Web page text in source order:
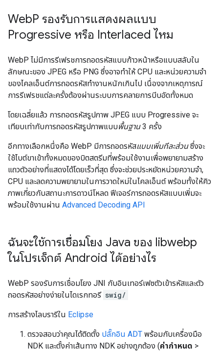
WebP รองรับการแสดงผลแบบ
Progressive หรือ Interlaced ไหม
WebP ไม่มีการรีเฟรชการถอดรหัสแบบก้าวหน้าหรือแบบสลับใน
ลักษณะของ JPEG หรือ PNG ซึ่งอาจทำให้ CPU และหน่วยความจำ
ของไคลเอ็นต์การถอดรหัสทำงานหนักเกินไป เนื่องจากเหตุการณ์
การรีเฟรชแต่ละครั้งต้องผ่านระบบการคลายการบีบอัดทั้งหมด
โดยเฉลี่ยแล้ว การถอดรหัสรูปภาพ JPEG แบบ Progressive จะ
เทียบเท่ากับการถอดรหัสรูปภาพแบบพื้นฐาน3 ครั้ง
อีกทางเลือกหนึ่งคือ WebP มีการถอดรหัสแบบเพิ่มทีละส่วนซึ่งจะ
ใช้ไบต์ขาเข้าทั้งหมดของบิตสตรีมที่พร้อมใช้งานเพื่อพยายามสร้าง
แถวตัวอย่างที่แสดงได้โดยเร็วที่สุด ซึ่งจะช่วยประหยัดหน่วยความจำ,
CPU และลดความพยายามในการวาดใหม่ในไคลเอ็นต์ พร้อมทั้งให้คิว
ภาพเกี่ยวกับสถานะการดาวน์โหลด ฟีเจอร์การถอดรหัสแบบเพิ่มจะ
พร้อมใช้งานผ่าน Advanced Decoding API
ฉันจะใช้การเชื่อมโยง Java ของ libwebp
ในโปรเจ็กต์ Android ได้อย่างไร
WebP รองรับการเชื่อมโยง JNI กับอินเทอร์เฟซตัวเข้ารหัสและตัว
ถอดรหัสอย่างง่ายในไดเรกทอรี swig/
การสร้างไลบรารีใน Eclipse
ตรวจสอบว่าคุณได้ติดตั้ง ปลั๊กอิน ADT พร้อมกับเครื่องมือ
NDK และตั้งค่าเส้นทาง NDK อย่างถูกต้อง (ค่ากำหนด >